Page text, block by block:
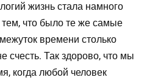
жизнь стала намного
что было те же самые
времени столько
счесть. Так здорово, что мы
когда любой человек